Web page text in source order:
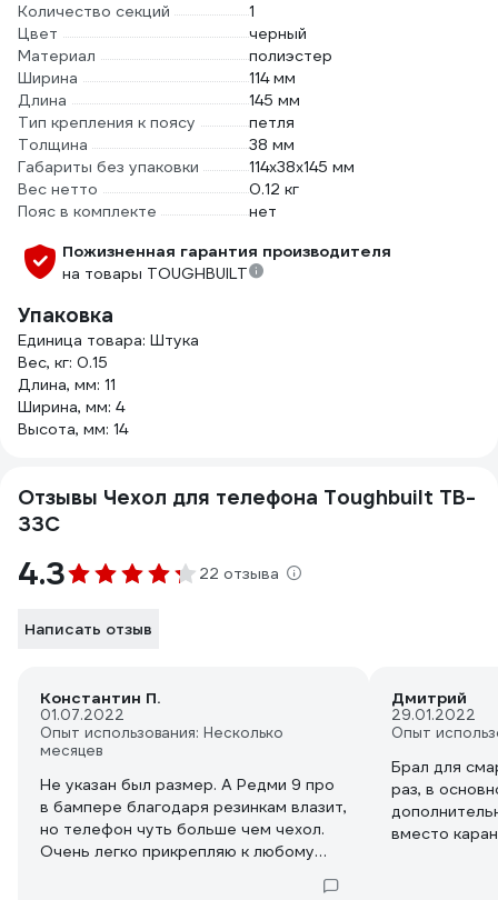
Количество секций
1
Цвет
черный
Материал
полиэстер
Ширина
114 мм
Длина
145 мм
Тип крепления к поясу
петля
Толщина
38 мм
Габариты без упаковки
114x38x145 мм
Вес нетто
0.12 кг
Пояс в комплекте
нет
Пожизненная гарантия производителя
на товары TOUGHBUILT
Упаковка
Единица товара: Штука
Вес, кг: 0.15
Длина, мм: 11
Ширина, мм: 4
Высота, мм: 14
Отзывы Чехол для телефона Toughbuilt TB-
33C
4.3 22 отзыва
Написать отзыв
Константин П.
01.07.2022
Опыт использования: Несколько
месяцев
Не указан был размер. А Редми 9 про
в бампере благодаря резинкам влазит,
но телефон чуть больше чем чехол.
Очень легко прикрепляю к любому
подтяжки от пояса этого же бренда.
Дмитрий
29.01.2022
Опыт
Брал для
раз, в основной отдел, в
вместо